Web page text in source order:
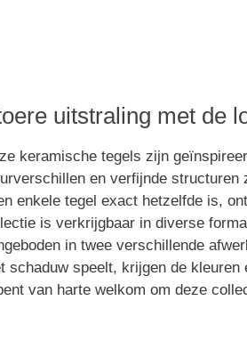
uitstraling met de
keramische tegels zijn
en verfijnde
enkele tegel exact hetzelfde is,
is verkrijgbaar in diverse
in twee verschillende
schaduw speelt, krijgen de
van harte welkom om deze